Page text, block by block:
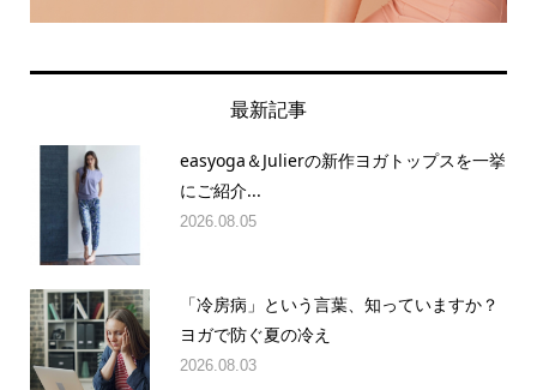
最新記事
easyoga＆Julierの新作ヨガトップスを一挙
にご紹介...
2026.08.05
「冷房病」という言葉、知っていますか？
ヨガで防ぐ夏の冷え
2026.08.03